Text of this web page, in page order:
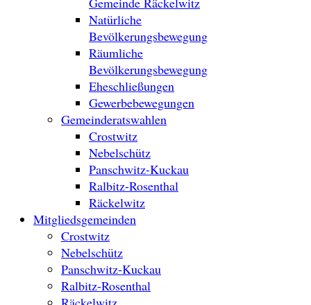
Natürliche
Bevölkerungsbewegung
Räumliche
Bevölkerungsbewegung
Eheschließungen
Gewerbebewegungen
Gemeinderatswahlen
Crostwitz
Nebelschütz
Panschwitz-Kuckau
Ralbitz-Rosenthal
Räckelwitz
Mitgliedsgemeinden
Crostwitz
Nebelschütz
Panschwitz-Kuckau
Ralbitz-Rosenthal